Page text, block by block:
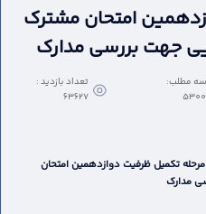
امتحان مشترک
جهت بررسی مدارک
مطلب:
تعداد بازدید :
63627
تکمیل ظرفیت دوازدهمین امتحان
مدارک